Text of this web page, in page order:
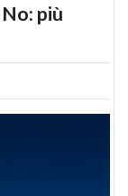
più